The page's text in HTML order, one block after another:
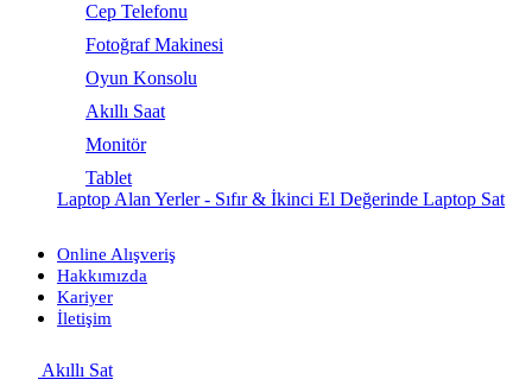
Cep Telefonu
Fotoğraf Makinesi
Oyun Konsolu
Akıllı Saat
Monitör
Tablet
Laptop Alan Yerler - Sıfır & İkinci El Değerinde Laptop Sat
Online Alışveriş
Hakkımızda
Kariyer
İletişim
Akıllı Sat